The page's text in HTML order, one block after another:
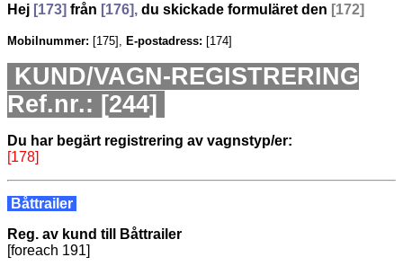
Hej [173] från [176], du skickade formuläret den [172]
Mobilnummer: [175], E-postadress: [174]
KUND/VAGN-REGISTRERING
Ref.nr.: [244]
Du har begärt registrering av vagnstyp/er:
[178]
Båttrailer
Reg. av kund till Båttrailer
[foreach 191]